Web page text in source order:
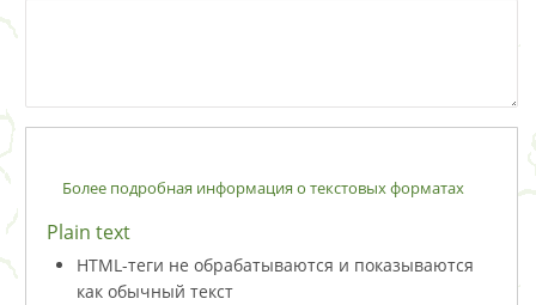
Более подробная информация о текстовых форматах
Plain text
HTML-теги не обрабатываются и показываются
как обычный текст